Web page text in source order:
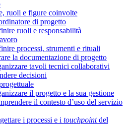
ruoli e figure coinvolte
di progetto
ruoli e responsabilità
processi, strumenti e rituali
la documentazione di progetto
tavoli tecnici collaborativi
decisioni
il progetto e la sua gestione
il contesto d’uso del servizio
i processi e i touchpointdel